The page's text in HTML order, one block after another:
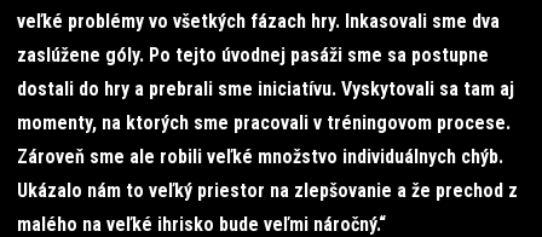
veľké problémy vo všetkých fázach hry. Inkasovali sme dva
zaslúžene góly. Po tejto úvodnej pasáži sme sa postupne
dostali do hry a prebrali sme iniciatívu. Vyskytovali sa tam aj
momenty, na ktorých sme pracovali v tréningovom procese.
Zároveň sme ale robili veľké množstvo individuálnych chýb.
Ukázalo nám to veľký priestor na zlepšovanie a že prechod z
malého na veľké ihrisko bude veľmi náročný.“